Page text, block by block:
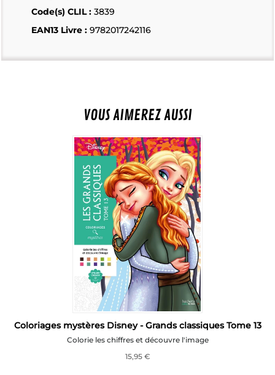
Code(s) CLIL : 3839
EAN13 Livre : 9782017242116
VOUS AIMEREZ AUSSI
Coloriages mystères Disney - Grands classiques Tome 13
Colorie les chiffres et découvre l'image
15,95 €